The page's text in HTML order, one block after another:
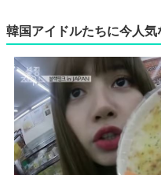
韓国アイドルたちに今人気